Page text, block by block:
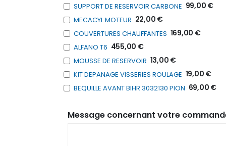
SUPPORT DE RESERVOIR CARBONE 99,00 €
MECACYL MOTEUR 22,00 €
COUVERTURES CHAUFFANTES 169,00 €
ALFANO T6 455,00 €
MOUSSE DE RESERVOIR 13,00 €
KIT DEPANAGE VISSERIES ROULAGE 19,00 €
BEQUILLE AVANT BIHR 3032130 PION 69,00 €
Message concernant votre